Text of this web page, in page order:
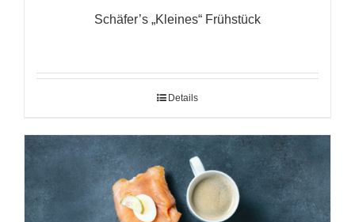
Schäfer’s „Kleines“ Frühstück
Details